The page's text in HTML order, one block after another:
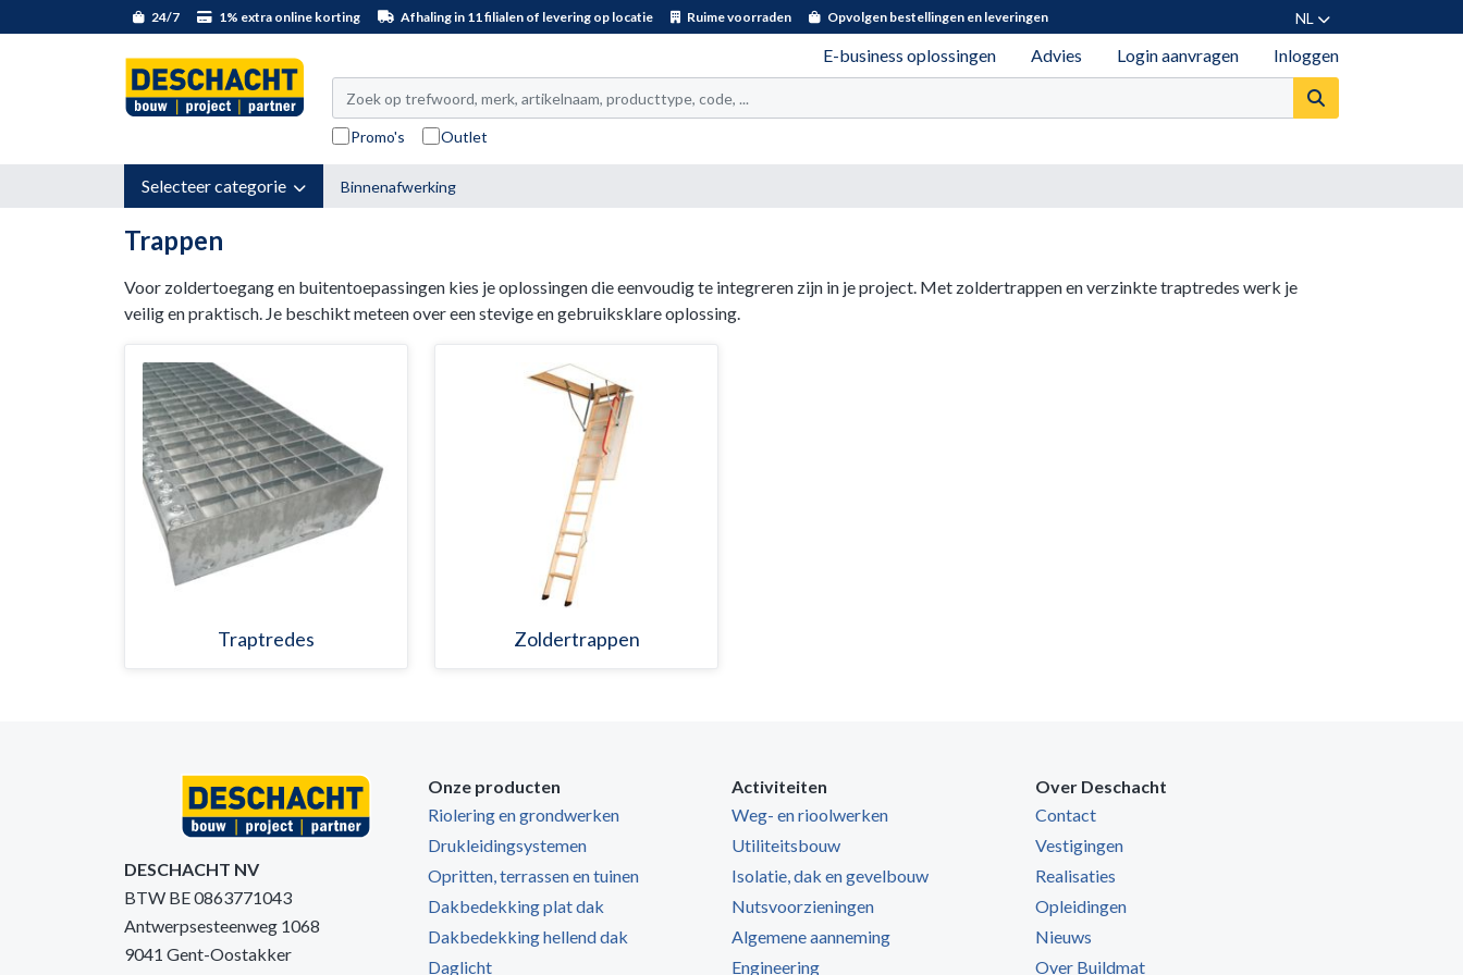
24/7 1% extra online korting Afhaling in 11 filialen of levering op locatie Ruime voorraden Opvolgen bestellingen en leveringen NL
E-business oplossingen Advies Login aanvragen Inloggen
Promo's Outlet
Selecteer categorie Binnenafwerking
Trappen
Voor zoldertoegang en buitentoepassingen kies je oplossingen die eenvoudig te integreren zijn in je project. Met zoldertrappen en verzinkte traptredes werk je
veilig en praktisch. Je beschikt meteen over een stevige en gebruiksklare oplossing.
Traptredes Zoldertrappen
DESCHACHT NV
BTW BE 0863771043
Antwerpsesteenweg 1068
9041 Gent-Oostakker
Onze producten
Riolering en grondwerken
Drukleidingsystemen
Opritten, terrassen en tuinen
Dakbedekking plat dak
Dakbedekking hellend dak
Daglicht
Activiteiten
Weg- en rioolwerken
Utiliteitsbouw
Isolatie, dak en gevelbouw
Nutsvoorzieningen
Algemene aanneming
Engineering
Over Deschacht
Contact
Vestigingen
Realisaties
Opleidingen
Nieuws
Over Buildmat